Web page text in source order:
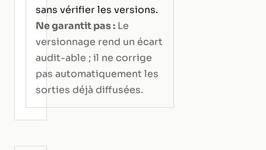
sans vérifier les versions.
Ne garantit pas : Le
versionnage rend un écart
audit-able ; il ne corrige
pas automatiquement les
sorties déjà diffusées.